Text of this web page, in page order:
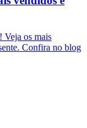
Veja os mais
Confira no blog